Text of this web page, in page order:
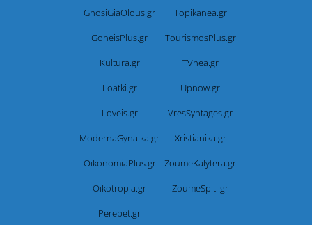
GnosiGiaOlous.gr
Topikanea.gr
GoneisPlus.gr
TourismosPlus.gr
Kultura.gr
TVnea.gr
Loatki.gr
Upnow.gr
Loveis.gr
VresSyntages.gr
ModernaGynaika.gr
Xristianika.gr
OikonomiaPlus.gr
ZoumeKalytera.gr
Oikotropia.gr
ZoumeSpiti.gr
Perepet.gr